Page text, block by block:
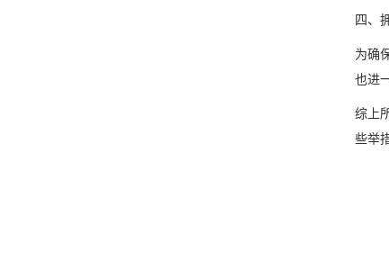
四、
为确
也进
综上
些举